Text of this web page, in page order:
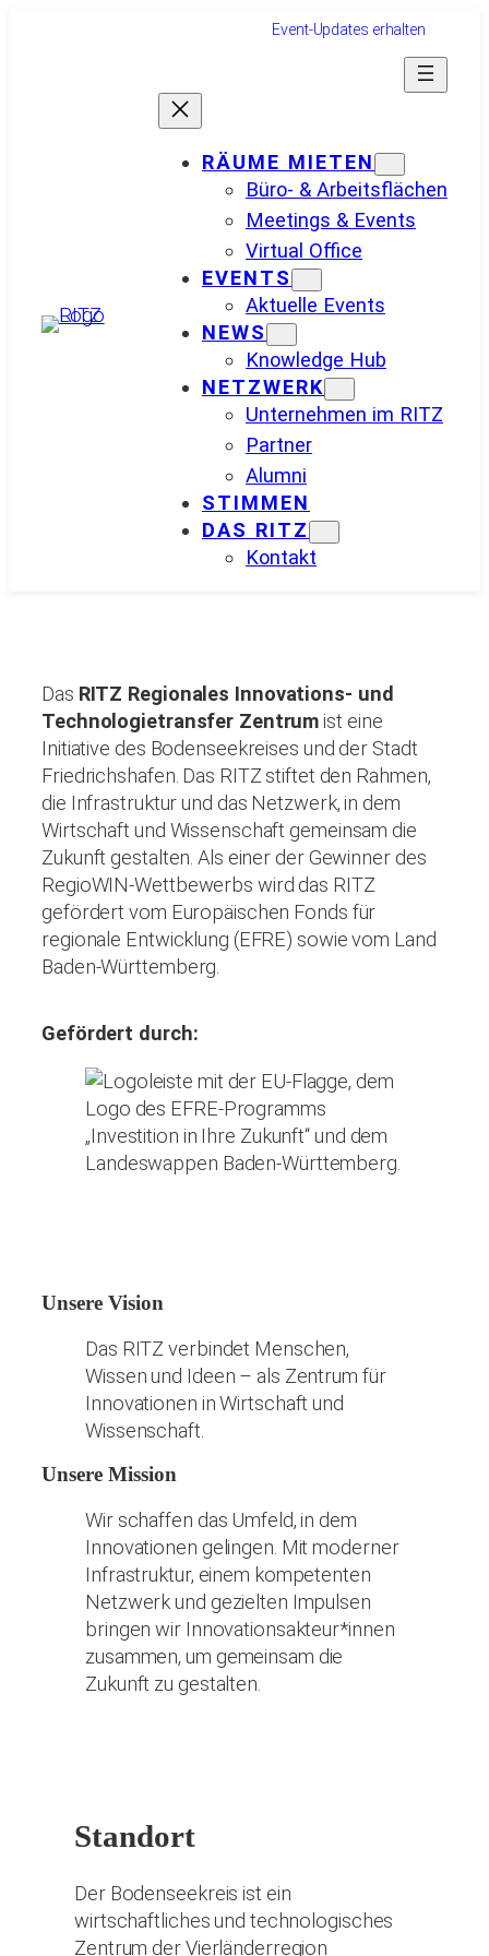
Event-Updates erhalten
RÄUME MIETEN
Büro- & Arbeitsflächen
Meetings & Events
Virtual Office
EVENTS
Aktuelle Events
NEWS
Knowledge Hub
NETZWERK
Unternehmen im RITZ
Partner
Alumni
STIMMEN
DAS RITZ
Kontakt
Das RITZ Regionales Innovations- und
Technologietransfer Zentrumist eine
Initiative des Bodenseekreises und der Stadt
Friedrichshafen. Das RITZ stiftet den Rahmen,
die Infrastruktur und das Netzwerk, in dem
Wirtschaft und Wissenschaft gemeinsam die
Zukunft gestalten. Als einer der Gewinner des
RegioWIN-Wettbewerbs wird das RITZ
gefördert vom Europäischen Fonds für
regionale Entwicklung (EFRE) sowie vom Land
Baden-Württemberg.
Gefördert durch:
Unsere Vision
Das RITZ verbindet Menschen,
Wissen und Ideen – als Zentrum für
Innovationen in Wirtschaft und
Wissenschaft.
Unsere Mission
Wir schaffen das Umfeld, in dem
Innovationen gelingen. Mit moderner
Infrastruktur, einem kompetenten
Netzwerk und gezielten Impulsen
bringen wir Innovationsakteur*innen
zusammen, um gemeinsam die
Zukunft zu gestalten.
Standort
Der Bodenseekreis ist ein
wirtschaftliches und technologisches
Zentrum der Vierländerregion